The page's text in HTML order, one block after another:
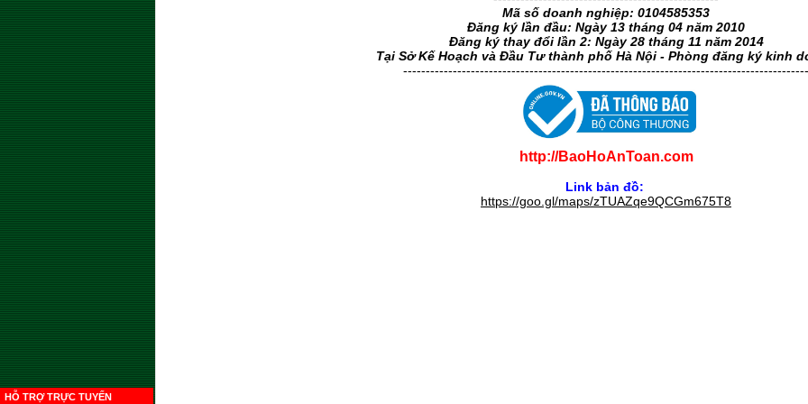
HỖ TRỢ TRỰC TUYẾN
Mã số doanh nghiệp: 0104585353
Đăng ký lần đầu: Ngày 13 tháng 04 năm 2010
Đăng ký thay đổi lần 2: Ngày 28 tháng 11 năm 2014
Tại Sở Kế Hoạch và Đầu Tư thành phố Hà Nội - Phòng đăng ký kinh
------------------------------------------------------------------------------------------
http://BaoHoAnToan.com
Link bản đồ:
https://goo.gl/maps/zTUAZqe9QCGm675T8